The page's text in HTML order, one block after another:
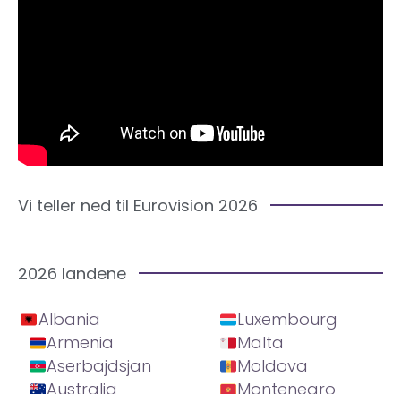
Vi teller ned til Eurovision 2026
2026 landene
Albania
Armenia
Aserbajdsjan
Australia
Luxembourg
Malta
Moldova
Montenegro